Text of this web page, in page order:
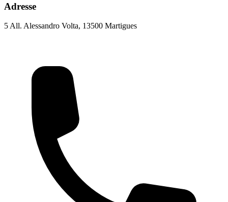
Adresse
5 All. Alessandro Volta, 13500 Martigues